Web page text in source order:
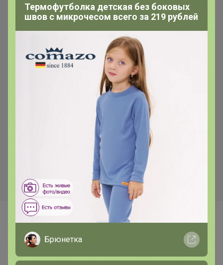
Самые желанные
Термофутболка детская без боковых
швов с микрочесом всего за 219 рублей
Брюнетка